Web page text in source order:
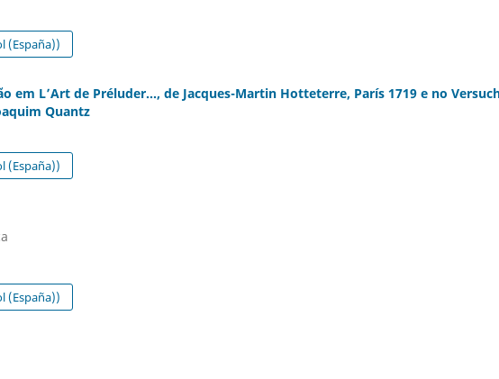
(España))
em L’Art de Préluder..., de Jacques-Martin Hotteterre, París 1719 e no
Quantz
(España))
(España))